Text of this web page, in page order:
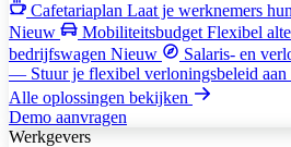
Cafetariaplan Laat je werknemers
Nieuw
Mobiliteitsbudget Flexibel
bedrijfswagen Nieuw Salaris- en
— Stuur je flexibel verloningsbeleid aan
Alle oplossingen bekijken
Demo aanvragen
Werkgevers